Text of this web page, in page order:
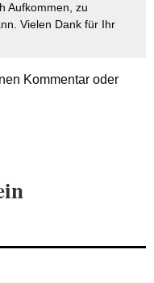
Aufkommen, zu
Vielen Dank für Ihr
Kommentar oder